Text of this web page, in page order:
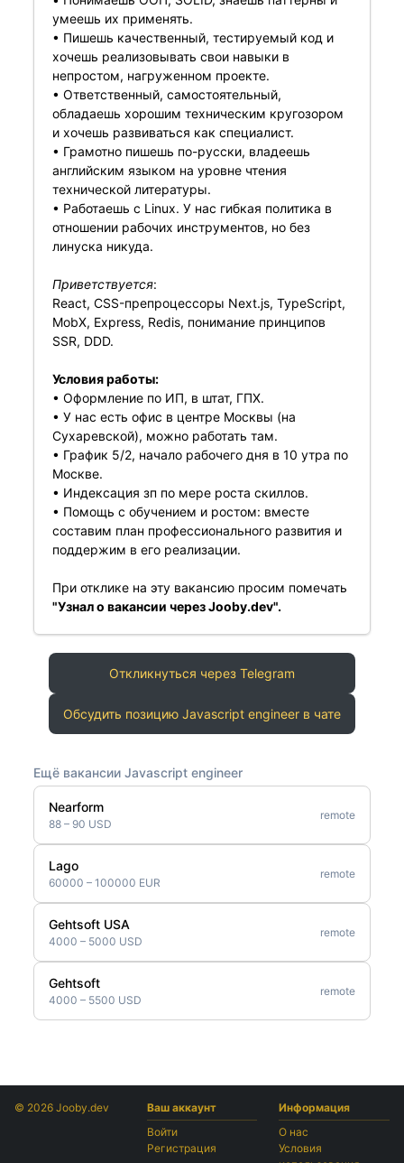
умеешь их применять.
• Пишешь качественный, тестируемый код и
хочешь реализовывать свои навыки в
непростом, нагруженном проекте.
• Ответственный, самостоятельный,
обладаешь хорошим техническим кругозором
и хочешь развиваться как специалист.
• Грамотно пишешь по-русски, владеешь
английским языком на уровне чтения
технической литературы.
• Работаешь с Linux. У нас гибкая политика в
отношении рабочих инструментов, но без
линуска никуда.
Приветствуется:
React, CSS-препроцессоры Next.js, TypeScript,
MobX, Express, Redis, понимание принципов
SSR, DDD.
Условия работы:
• Оформление по ИП, в штат, ГПХ.
• У нас есть офис в центре Москвы (на
Сухаревской), можно работать там.
• График 5/2, начало рабочего дня в 10 утра по
Москве.
• Индексация зп по мере роста скиллов.
• Помощь с обучением и ростом: вместе
составим план профессионального развития и
поддержим в его реализации.
При отклике на эту вакансию просим помечать
"Узнал о вакансии через Jooby.dev".
Откликнуться через Telegram
Обсудить позицию Javascript engineer в чате
Ещё вакансии Javascript engineer
Nearform
88 – 90 USD
remote
Lago
60000 – 100000 EUR
remote
Gehtsoft USA
4000 – 5000 USD
remote
Gehtsoft
4000 – 5500 USD
remote
© 2026 Jooby.dev
Ваш аккаунт
Войти
Регистрация
Информация
О нас
Условия